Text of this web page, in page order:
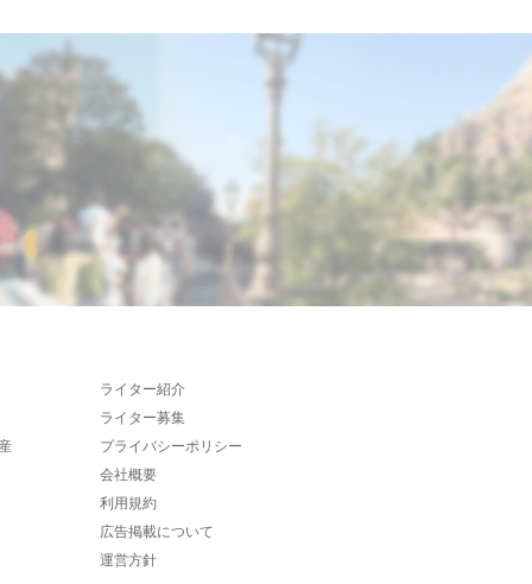
ライター紹介
ライター募集
プライバシーポリシー
会社概要
利用規約
広告掲載について
運営方針